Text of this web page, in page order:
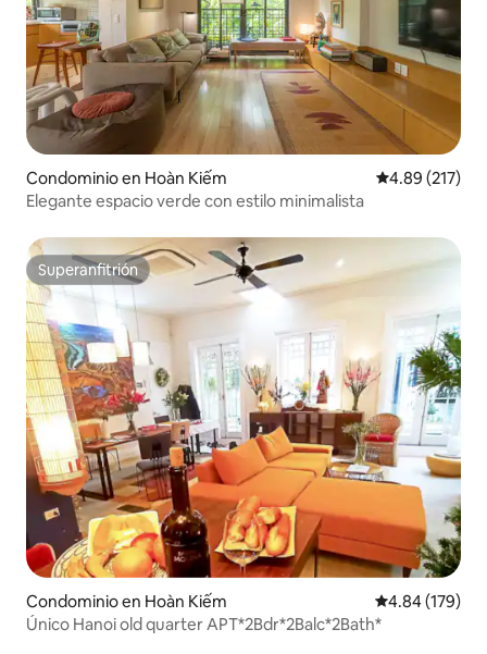
Condominio en Hoàn Kiếm Calificación
4.89 (217)
Elegante espacio verde con estilo minimalista
Superanfitrión
Superanfitrión
Condominio en Hoàn Kiếm Calificación
4.84 (179)
Único Hanoi old quarter APT*2Bdr*2Balc*2Bath*